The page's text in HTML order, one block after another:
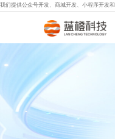
我们提供公众号开发、 商城开发、 小程序开发和